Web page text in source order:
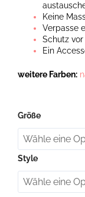
Keine
Verpasse
Schutz
Ein
weitere Farben:
Größe
Style
Romy,
aus
Leder
schwarz
Menge